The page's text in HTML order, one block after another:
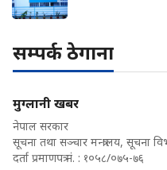
सम्पर्क ठेगाना
मुग्लानी खबर
नेपाल सरकार
सूचना तथा सञ्चार मन्त्रालय, सूचना
दर्ता प्रमाणपत्र नं. : १०५८/०७५-७६